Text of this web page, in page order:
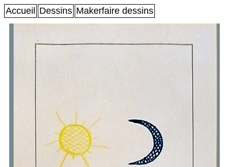
Accueil Dessins Makerfaire dessins